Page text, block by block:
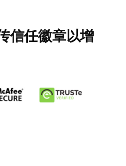
信任徽章以增